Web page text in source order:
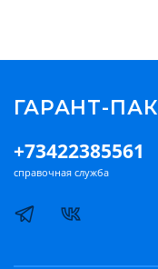
+73422385561
справочная служба
ГАРАНТ-ПАК